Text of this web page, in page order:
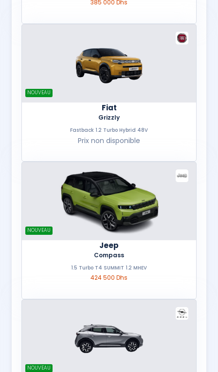
385 000 Dhs
NOUVEAU
Fiat
Grizzly
Fastback 1.2 Turbo Hybrid 48V
Prix non disponible
NOUVEAU
Jeep
Compass
1.5 Turbo T4 SUMMIT 1.2 MHEV
424 500 Dhs
NOUVEAU